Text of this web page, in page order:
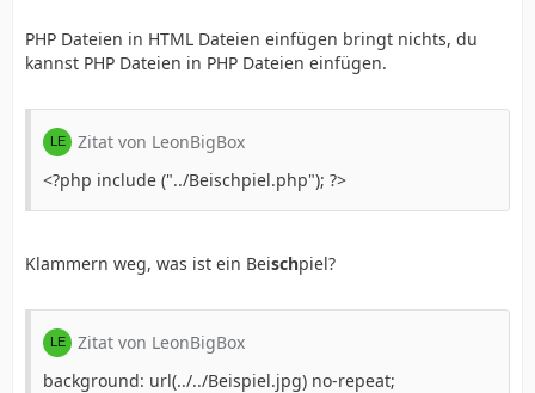
PHP Dateien in HTML Dateien einfügen bringt nichts, du
kannst PHP Dateien in PHP Dateien einfügen.
Zitat von LeonBigBox
<?php include ("../Beischpiel.php"); ?>
Klammern weg, was ist ein Beischpiel?
Zitat von LeonBigBox
background: url(../../Beispiel.jpg) no-repeat;